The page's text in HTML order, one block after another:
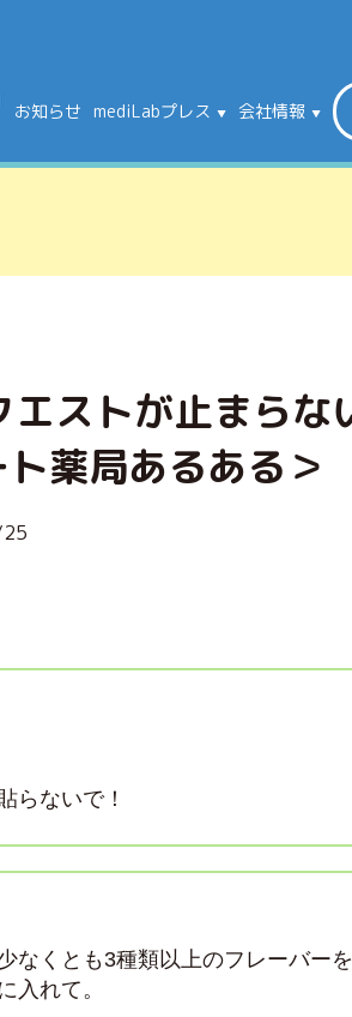
お知らせ mediLabプレス 会社情報
ストが止まらな
薬局あるある＞
らないで！
なくとも3種類以上のフレーバー
入れて。